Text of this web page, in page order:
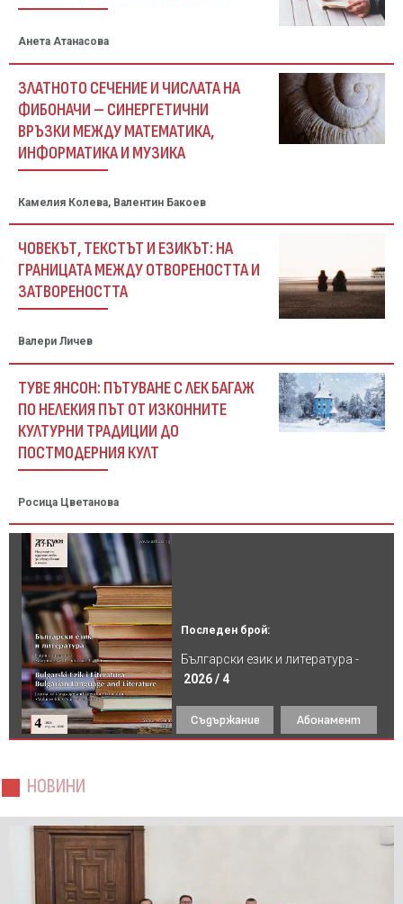
Анета Атанасова
ЗЛАТНОТО СЕЧЕНИЕ И ЧИСЛАТА НА
ФИБОНАЧИ – СИНЕРГЕТИЧНИ
ВРЪЗКИ МЕЖДУ МАТЕМАТИКА,
ИНФОРМАТИКА И МУЗИКА
Камелия Колева, Валентин Бакоев
ЧОВЕКЪТ, ТЕКСТЪТ И ЕЗИКЪТ: НА
ГРАНИЦАТА МЕЖДУ ОТВОРЕНОСТТА И
ЗАТВОРЕНОСТТА
Валери Личев
ТУВЕ ЯНСОН: ПЪТУВАНЕ С ЛЕК БАГАЖ
ПО НЕЛЕКИЯ ПЪТ ОТ ИЗКОННИТЕ
КУЛТУРНИ ТРАДИЦИИ ДО
ПОСТМОДЕРНИЯ КУЛТ
Росица Цветанова
Последен брой:
Български език и литература -
2026 / 4
Съдържание Абонамент
НОВИНИ